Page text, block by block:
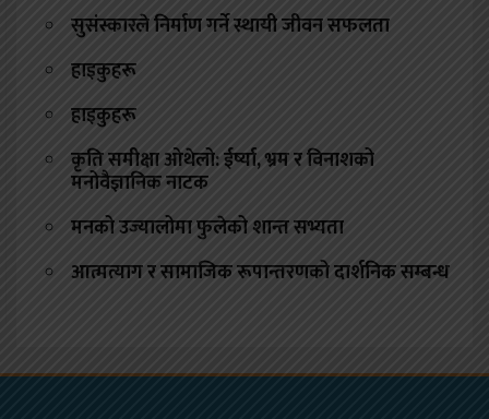
सुसंस्कारले निर्माण गर्ने स्थायी जीवन सफलता
हाइकुहरू
हाइकुहरू
कृति समीक्षा ओथेलो: ईर्ष्या, भ्रम र विनाशको
मनोवैज्ञानिक नाटक
मनको उज्यालोमा फुलेको शान्त सभ्यता
आत्मत्याग र सामाजिक रूपान्तरणको दार्शनिक सम्बन्ध